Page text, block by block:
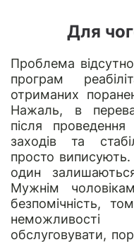
Для
Проблема
програм
отриманих
Нажаль, в
після
заходів та
просто виписують.
один
Мужнім
безпомічність,
обслуговувати,